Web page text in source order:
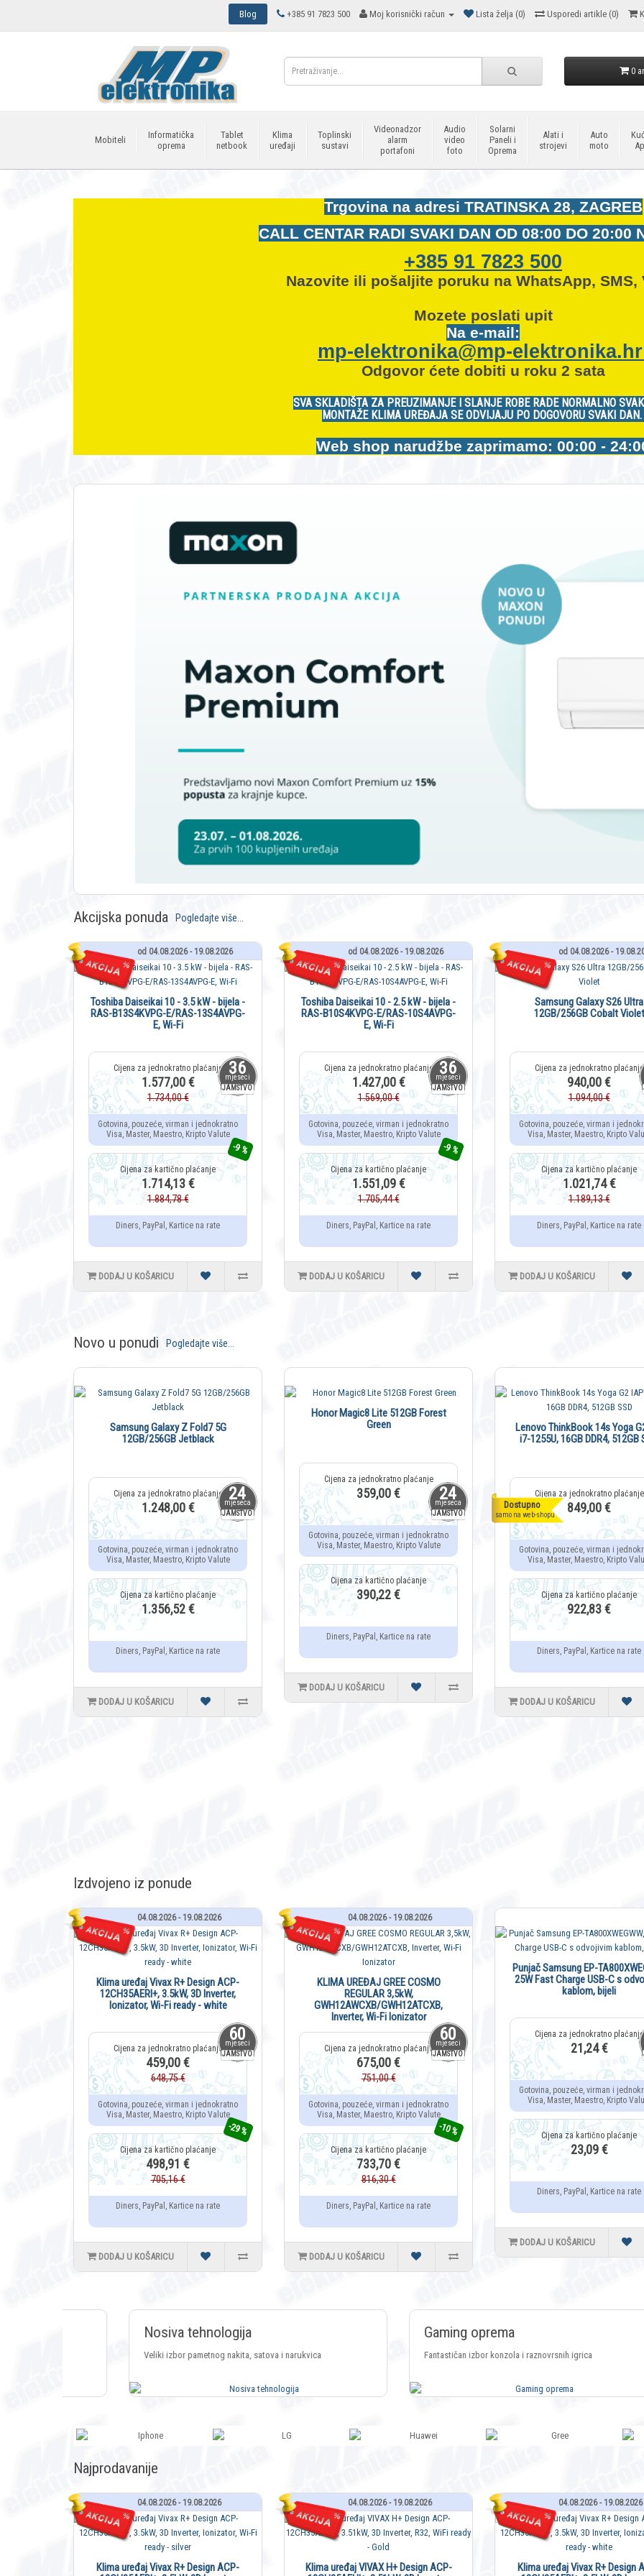
Blog +385 91 7823 500 Moj korisnički račun Lista želja (0) Usporedi artikle (0)
0
Mobiteli
Informatička
oprema
Tablet
netbook
Klima
uređaji
Toplinski
sustavi
Videonadzor
alarm
portafoni
Audio
video
foto
Solarni
Paneli i
Oprema
Alati i
strojevi
Auto
moto
Trgovina na adresi TRATINSKA 28, ZAGREB
CALL CENTAR RADI SVAKI DAN OD 08:00 DO 20:00
+385 91 7823 500
Nazovite ili pošaljite poruku na WhatsApp, SMS,
Mozete poslati upit
Na e-mail:
mp-elektronika@mp-elektronika.hr
Odgovor ćete dobiti u roku 2 sata
SVA SKLADIŠTA ZA PREUZIMANJE I SLANJE ROBE RADE NORMALNO
MONTAŽE KLIMA UREĐAJA SE ODVIJAJU PO DOGOVORU SVAKI DAN.
Web shop narudžbe zaprimamo: 00:00 -
Akcijska ponuda Pogledajte više...
od 04.08.2026 - 19.08.2026
36
mjeseci
JAMSTVO
Toshiba Daiseikai 10 - 3.5 kW - bijela -
RAS-B13S4KVPG-E/RAS-13S4AVPG-
E, Wi-Fi
1.577,00 €
1.734,00 €
Gotovina, pouzeće, virman i jednokratno
Visa, Master, Maestro, Kripto Valute
-9 %
1.714,13 €
1.884,78 €
Diners, PayPal, Kartice na rate
DODAJ U KOŠARICU
od 04.08.2026 - 19.08.2026
36
mjeseci
JAMSTVO
Toshiba Daiseikai 10 - 2.5 kW - bijela -
RAS-B10S4KVPG-E/RAS-10S4AVPG-
E, Wi-Fi
1.427,00 €
1.569,00 €
Gotovina, pouzeće, virman i jednokratno
Visa, Master, Maestro, Kripto Valute
-9 %
1.551,09 €
1.705,44 €
Diners, PayPal, Kartice na rate
DODAJ U KOŠARICU
od 04.08.2026 -
Samsung Galaxy S26 Ultra
12GB/256GB Cobalt Violet
940,00 €
1.094,00 €
Gotovina, pouzeće, virman i
Visa, Master, Maestro, Kripto
1.021,74 €
1.189,13 €
Diners, PayPal, Kartice na rate
DODAJ U KOŠARICU
Novo u ponudi Pogledajte više...
24
mjeseca
JAMSTVO
Samsung Galaxy Z Fold7 5G
12GB/256GB Jetblack
1.248,00 €
Gotovina, pouzeće, virman i jednokratno
Visa, Master, Maestro, Kripto Valute
1.356,52 €
Diners, PayPal, Kartice na rate
DODAJ U KOŠARICU
24
mjeseca
JAMSTVO
Honor Magic8 Lite 512GB Forest
Green
359,00 €
Gotovina, pouzeće, virman i jednokratno
Visa, Master, Maestro, Kripto Valute
390,22 €
Diners, PayPal, Kartice na rate
DODAJ U KOŠARICU
Dostupno
samo na web-shopu
Lenovo ThinkBook 14s Yoga
i7-1255U, 16GB DDR4, 512GB
849,00 €
Gotovina, pouzeće, virman i
Visa, Master, Maestro, Kripto
922,83 €
Diners, PayPal, Kartice na rate
DODAJ U KOŠARICU
Izdvojeno iz ponude
04.08.2026 - 19.08.2026
60
mjeseci
JAMSTVO
Klima uređaj Vivax R+ Design ACP-
12CH35AERI+, 3.5kW, 3D Inverter,
Ionizator, Wi-Fi ready - white
459,00 €
648,75 €
Gotovina, pouzeće, virman i jednokratno
Visa, Master, Maestro, Kripto Valute
-29 %
498,91 €
705,16 €
Diners, PayPal, Kartice na rate
DODAJ U KOŠARICU
04.08.2026 - 19.08.2026
60
mjeseci
JAMSTVO
KLIMA UREĐAJ GREE COSMO
REGULAR 3,5kW,
GWH12AWCXB/GWH12ATCXB,
Inverter, Wi-Fi Ionizator
675,00 €
751,00 €
Gotovina, pouzeće, virman i jednokratno
Visa, Master, Maestro, Kripto Valute
-10 %
733,70 €
816,30 €
Diners, PayPal, Kartice na rate
DODAJ U KOŠARICU
Punjač Samsung EP-
25W Fast Charge USB-C s
kablom, bijeli
21,24 €
Gotovina, pouzeće, virman i
Visa, Master, Maestro, Kripto
23,09 €
Diners, PayPal, Kartice na rate
DODAJ U KOŠARICU
Nosiva tehnologija
Veliki izbor pametnog nakita, satova i narukvica
Gaming oprema
Fantastičan izbor konzola i raznovrsnih igrica
Najprodavanije
04.08.2026 - 19.08.2026
Klima uređaj Vivax R+ Design ACP-
04.08.2026 - 19.08.2026
Klima uređaj VIVAX H+ Design ACP-
04.08.2026 - 19.08.2026
Klima uređaj Vivax R+ Design